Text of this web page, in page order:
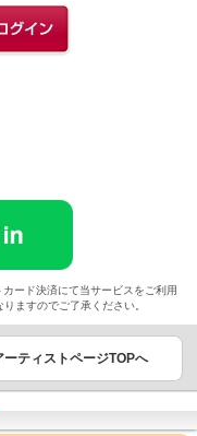
ード決済にて当サービスをご利用
ますのでご了承ください。
ティストページTOPへ